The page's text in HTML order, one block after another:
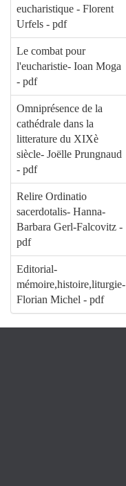
eucharistique - Florent
Urfels - pdf
Le combat pour
l'eucharistie- Ioan Moga
- pdf
Omniprésence de la
cathédrale dans la
litterature du XIXè
siècle- Joëlle Prungnaud
- pdf
Relire Ordinatio
sacerdotalis- Hanna-
Barbara Gerl-Falcovitz -
pdf
Editorial-
mémoire,histoire,liturgie-
Florian Michel - pdf